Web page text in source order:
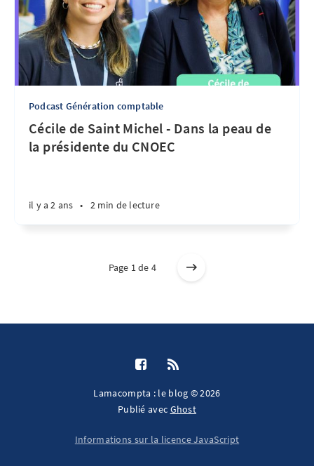
Podcast Génération comptable
Cécile de Saint Michel - Dans la peau de
la présidente du CNOEC
il y a 2 ans • 2 min de lecture
Page 1 de 4
Lamacompta : le blog © 2026
Publié avec Ghost
Informations sur la licence JavaScript